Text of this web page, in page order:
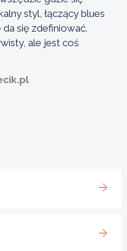
styl, łączący blues
się zdefiniować.
ale jest coś